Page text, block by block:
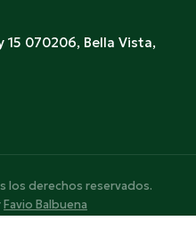
15 070206, Bella Vista,
los derechos reservados.
Favio Balbuena